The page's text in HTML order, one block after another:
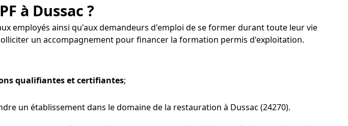
à Dussac ?
employés ainsi qu'aux demandeurs d'emploi de se former durant toute leur vie
un accompagnement pour financer la formation permis d'exploitation.
qualifiantes et certifiantes;
un établissement dans le domaine de la restauration à Dussac (24270).